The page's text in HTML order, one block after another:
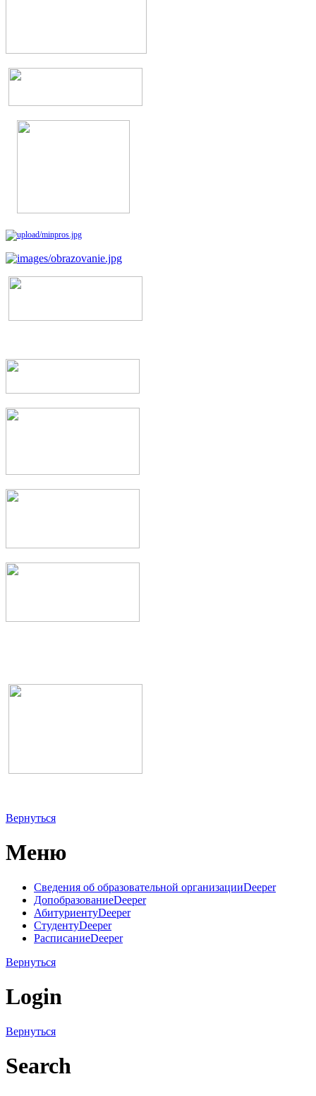
Вернуться
Меню
Сведения об образовательной организацииDeeper
ДопобразованиеDeeper
АбитуриентуDeeper
СтудентуDeeper
РасписаниеDeeper
Вернуться
Login
Вернуться
Search